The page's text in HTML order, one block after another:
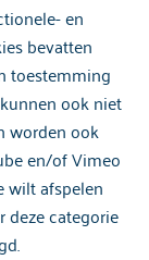
en
bevatten
toestemming
ook niet
worden ook
en/of Vimeo
wilt afspelen
categorie